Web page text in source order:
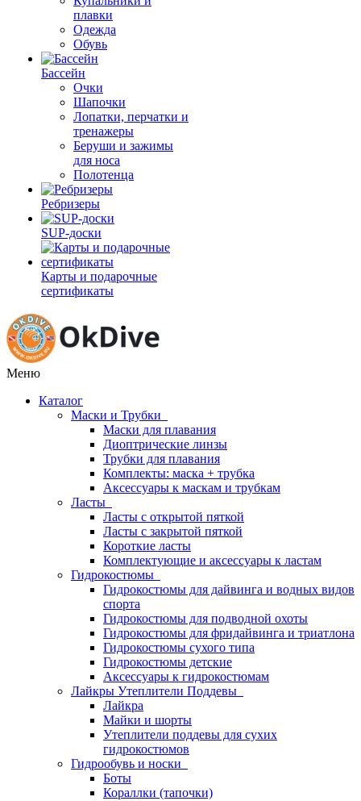
плавки
Одежда
Обувь
Бассейн
Очки
Шапочки
Лопатки, перчатки и
тренажеры
Беруши и зажимы
для носа
Полотенца
Ребризеры
SUP-доски
Карты и подарочные
сертификаты
Меню
Каталог
Маски и Трубки
Маски для плавания
Диоптрические линзы
Трубки для плавания
Комплекты: маска + трубка
Аксессуары к маскам и трубкам
Ласты
Ласты с открытой пяткой
Ласты с закрытой пяткой
Короткие ласты
Комплектующие и аксессуары к ластам
Гидрокостюмы
Гидрокостюмы для дайвинга и водных видов
спорта
Гидрокостюмы для подводной охоты
Гидрокостюмы для фридайвинга и триатлона
Гидрокостюмы сухого типа
Гидрокостюмы детские
Аксессуары к гидрокостюмам
Лайкры Утеплители Поддевы
Лайкра
Майки и шорты
Утеплители поддевы для сухих
гидрокостюмов
Гидрообувь и носки
Боты
Кораллки (тапочки)